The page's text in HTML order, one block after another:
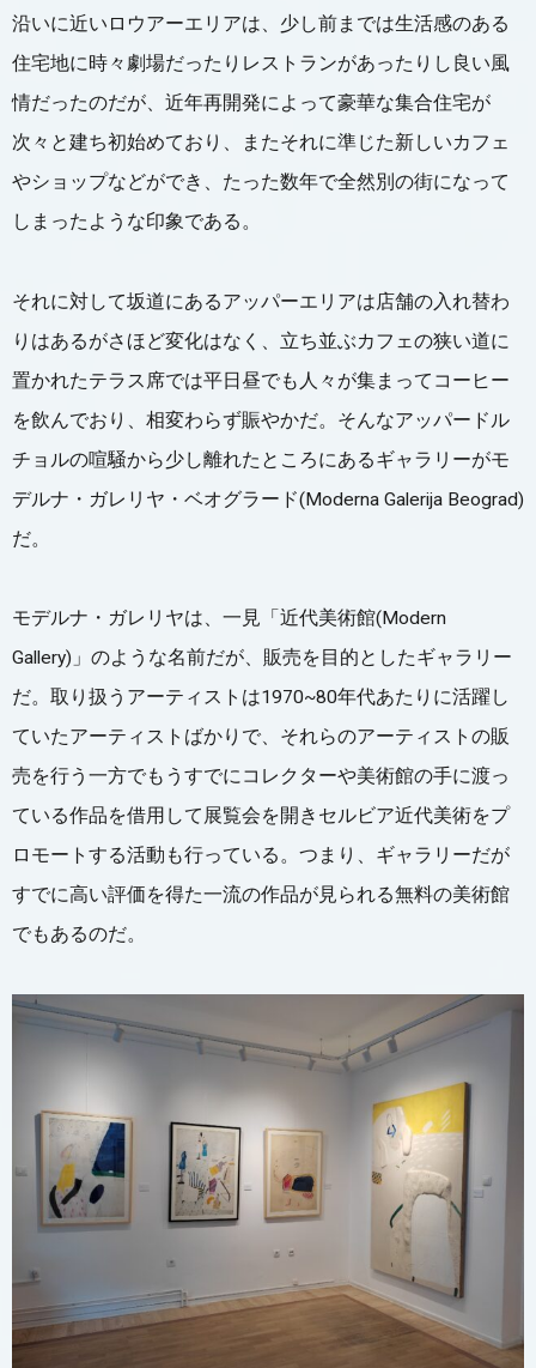
沿いに近いロウアーエリアは、少し前までは生活感のある
住宅地に時々劇場だったりレストランがあったりし良い風
情だったのだが、近年再開発によって豪華な集合住宅が
次々と建ち初始めており、またそれに準じた新しいカフェ
やショップなどができ、たった数年で全然別の街になって
しまったような印象である。
それに対して坂道にあるアッパーエリアは店舗の入れ替わ
りはあるがさほど変化はなく、立ち並ぶカフェの狭い道に
置かれたテラス席では平日昼でも人々が集まってコーヒー
を飲んでおり、相変わらず賑やかだ。そんなアッパードル
チョルの喧騒から少し離れたところにあるギャラリーがモ
デルナ・ガレリヤ・ベオグラード(Moderna Galerija Beograd)
だ。
モデルナ・ガレリヤは、一見「近代美術館(Modern
Gallery)」のような名前だが、販売を目的としたギャラリー
だ。取り扱うアーティストは1970~80年代あたりに活躍し
ていたアーティストばかりで、それらのアーティストの販
売を行う一方でもうすでにコレクターや美術館の手に渡っ
ている作品を借用して展覧会を開きセルビア近代美術をプ
ロモートする活動も行っている。つまり、ギャラリーだが
すでに高い評価を得た一流の作品が見られる無料の美術館
でもあるのだ。